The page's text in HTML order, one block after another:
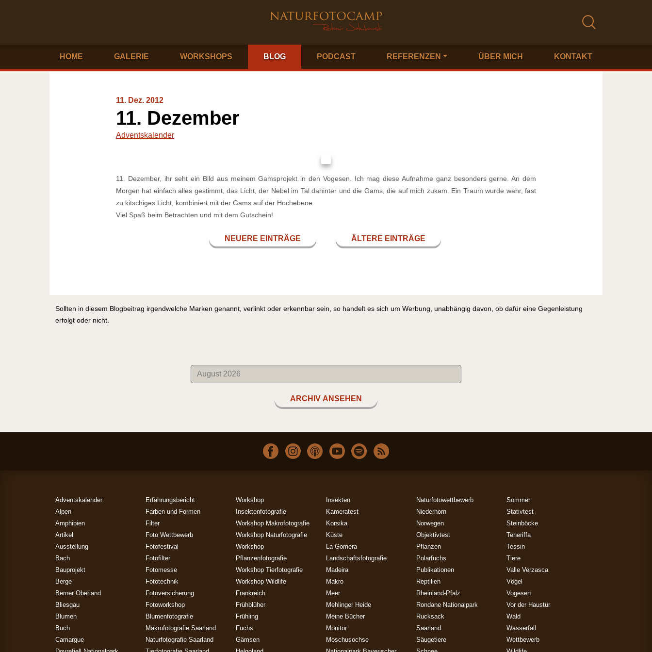
HOME GALERIE WORKSHOPS BLOG PODCAST REFERENZEN ÜBER MICH KONTAKT
11. Dez. 2012
11. Dezember
Adventskalender
11. Dezember, ihr seht ein Bild aus meinem Gamsprojekt in den Vogesen. Ich mag diese Aufnahme ganz besonders gerne. An dem
Morgen hat einfach alles gestimmt, das Licht, der Nebel im Tal dahinter und die Gams, die auf mich zukam. Ein Traum wurde wahr, fast
zu kitschiges Licht, kombiniert mit der Gams auf der Hochebene.
Viel Spaß beim Betrachten und mit dem Gutschein!
NEUERE EINTRÄGE ÄLTERE EINTRÄGE
Sollten in diesem Blogbeitrag irgendwelche Marken genannt, verlinkt oder erkennbar sein, so handelt es sich um Werbung, unabhängig davon, ob dafür eine Gegenleistung
erfolgt oder nicht.
ARCHIV ANSEHEN
Adventskalender
Alpen
Amphibien
Artikel
Ausstellung
Bach
Bauprojekt
Berge
Berner Oberland
Bliesgau
Blumen
Buch
Camargue
Erfahrungsbericht
Farben und Formen
Filter
Foto Wettbewerb
Fotofestival
Fotofilter
Fotomesse
Fototechnik
Fotoversicherung
Fotoworkshop
Blumenfotografie
Makrofotografie Saarland
Naturfotografie Saarland
Workshop
Insektenfotografie
Workshop Makrofotografie
Workshop Naturfotografie
Workshop
Pflanzenfotografie
Workshop Tierfotografie
Workshop Wildlife
Frankreich
Frühblüher
Frühling
Fuchs
Gämsen
Insekten
Kameratest
Korsika
Küste
La Gomera
Landschaftsfotografie
Madeira
Makro
Meer
Mehlinger Heide
Meine Bücher
Monitor
Moschusochse
Naturfotowettbewerb
Niederhorn
Norwegen
Objektivtest
Pflanzen
Polarfuchs
Publikationen
Reptilien
Rheinland-Pfalz
Rondane Nationalpark
Rucksack
Saarland
Säugetiere
Sommer
Stativtest
Steinböcke
Teneriffa
Tessin
Tiere
Valle Verzasca
Vögel
Vogesen
Vor der Haustür
Wald
Wasserfall
Wettbewerb